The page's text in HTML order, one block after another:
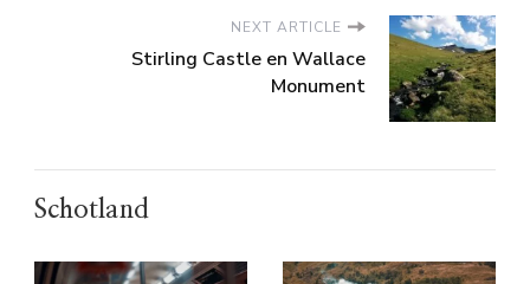
NEXT ARTICLE
Stirling Castle en Wallace
Monument
Schotland